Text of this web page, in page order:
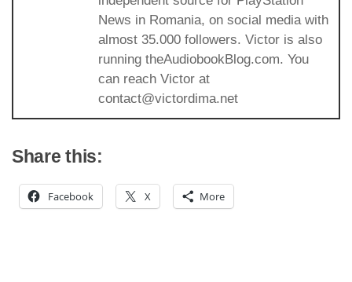
News in Romania, on social media with
almost 35.000 followers. Victor is also
running theAudiobookBlog.com. You
can reach Victor at
contact@victordima.net
Share this:
Facebook X More